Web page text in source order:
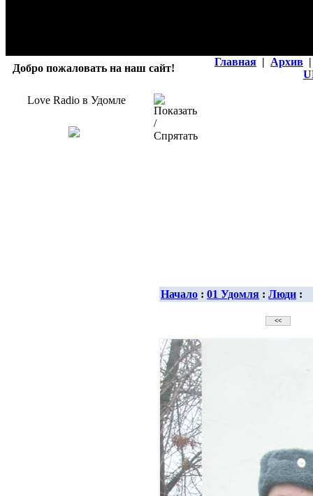
Добро пожаловать на наш сайт!
Главная | Архив |
Love Radio в Удомле
Начало : 01 Удомля : Люди :